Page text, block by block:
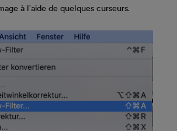
à l’aide de quelques curseurs.